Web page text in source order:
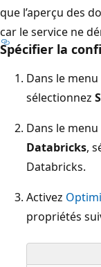
que l’aperçu des
car le service ne
Spécifier la
Dans le
sélectionnez
Dans le
Databricks,
Databricks.
Activez
propriétés